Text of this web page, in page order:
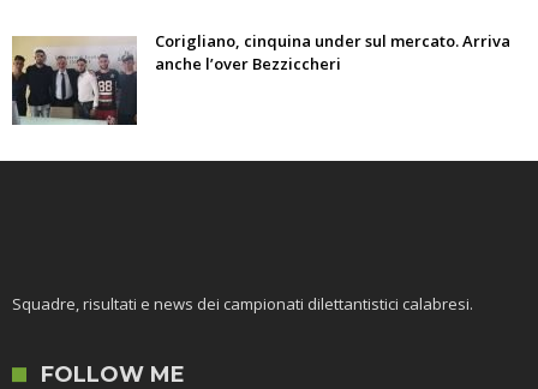
Corigliano, cinquina under sul mercato. Arriva
anche l’over Bezziccheri
Squadre, risultati e news dei campionati dilettantistici calabresi.
FOLLOW ME